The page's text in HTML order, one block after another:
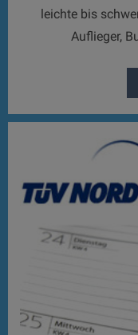
leichte bis
Auflieger,